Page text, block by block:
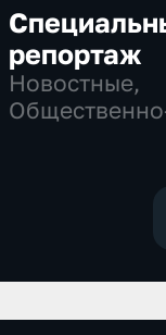
репортаж
Новостные,